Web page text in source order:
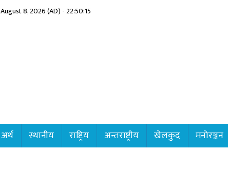
August 8, 2026 (AD) - 22:50:17
अर्थ स्थानीय राष्ट्रिय अन्तराष्ट्रीय खेलकुद मनोरञ्जन